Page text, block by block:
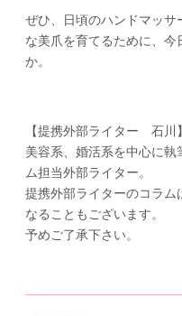
ぜひ、日頃のハンドマッ
な美爪を育てるために、今
か。
【提携外部ライター 石川】
美容系、婚活系を中心に
ム担当外部ライター。
提携外部ライターのコラ
なることもございます。
予めご了承下さい。